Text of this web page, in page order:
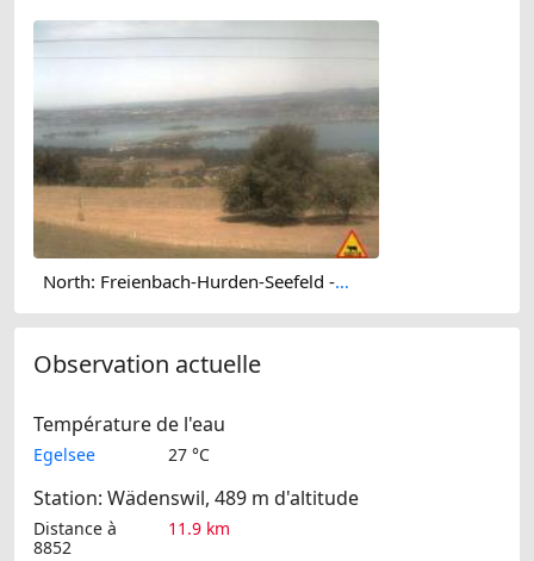
North: Freienbach-Hurden-Seefeld - Ledigatter (Seedammdurchlass) - Seedamm - Holzbrücke Rapperswil-Hurden
Observation actuelle
Température de l'eau
Egelsee 27 °C
Station: Wädenswil, 489 m d'altitude
Distance à
8852
11.9 km